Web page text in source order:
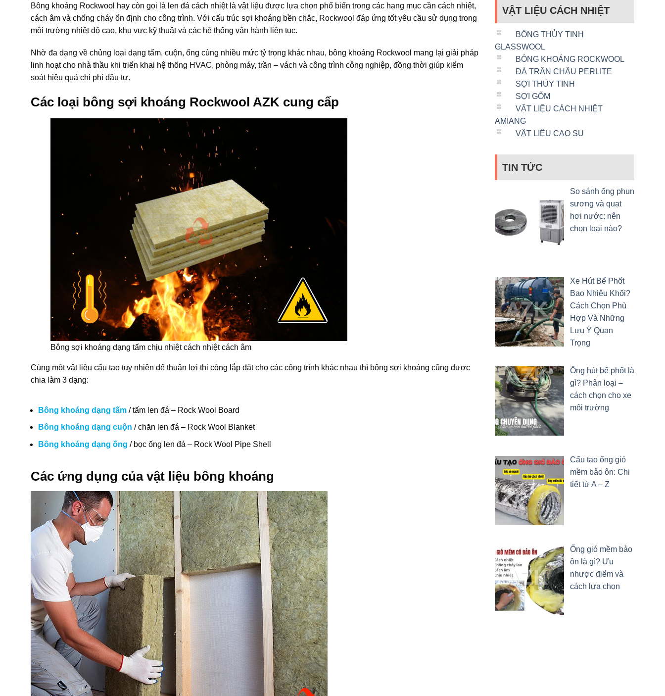
Bông khoáng Rockwool hay còn gọi là len đá cách nhiệt là vật liệu được lựa chọn phổ biến trong các hạng mục cần cách nhiệt,
cách âm và chống cháy ổn định cho công trình. Với cấu trúc sợi khoáng bền chắc, Rockwool đáp ứng tốt yêu cầu sử dụng trong
môi trường nhiệt độ cao, khu vực kỹ thuật và các hệ thống vận hành liên tục.
Nhờ đa dạng về chủng loại dạng tấm, cuộn, ống cùng nhiều mức tỷ trọng khác nhau, bông khoáng Rockwool mang lại giải pháp
linh hoạt cho nhà thầu khi triển khai hệ thống HVAC, phòng máy, trần – vách và công trình công nghiệp, đồng thời giúp kiểm
soát hiệu quả chi phí đầu tư.
Các loại bông sợi khoáng Rockwool AZK cung cấp
Bông sợi khoáng dạng tấm chịu nhiệt cách nhiệt cách âm
Cùng một vật liệu cấu tạo tuy nhiên để thuận lợi thi công lắp đặt cho các công trình khác nhau thì bông sợi khoáng cũng được
chia làm 3 dạng:
Bông khoáng dạng tấm / tấm len đá – Rock Wool Board
Bông khoáng dạng cuộn / chăn len đá – Rock Wool Blanket
Bông khoáng dạng ống / bọc ống len đá – Rock Wool Pipe Shell
Các ứng dụng của vật liệu bông khoáng
VẬT LIỆU CÁCH NHIỆT
BÔNG THỦY TINH
GLASSWOOL
BÔNG KHOÁNG ROCKWOOL
ĐÁ TRÂN CHÂU PERLITE
SỢI THỦY TINH
SỢI GỐM
VẬT LIỆU CÁCH NHIỆT
AMIANG
VẬT LIỆU CAO SU
TIN TỨC
So sánh ống phun
sương và quạt
hơi nước: nên
chọn loại nào?
Xe Hút Bể Phốt
Bao Nhiêu Khối?
Cách Chọn Phù
Hợp Và Những
Lưu Ý Quan
Trọng
Ống hút bể phốt là
gì? Phân loại –
cách chọn cho xe
môi trường
Cấu tạo ống gió
mềm bảo ôn: Chi
tiết từ A – Z
Ống gió mềm bảo
ôn là gì? Ưu
nhược điểm và
cách lựa chọn